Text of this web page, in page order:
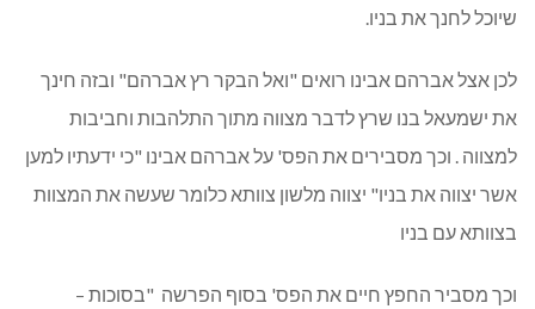
שיוכל לחנך את בניו.
לכן אצל אברהם אבינו רואים "ואל הבקר רץ אברהם" ובזה חינך
את ישמעאל בנו שרץ לדבר מצווה מתוך התלהבות וחביבות
למצווה . וכך מסבירים את הפס' על אברהם אבינו "כי ידעתיו למען
אשר יצווה את בניו" יצווה מלשון צוותא כלומר שעשה את המצוות
בצוותא עם בניו
וכך מסביר החפץ חיים את הפס' בסוף הפרשה "בסוכות –